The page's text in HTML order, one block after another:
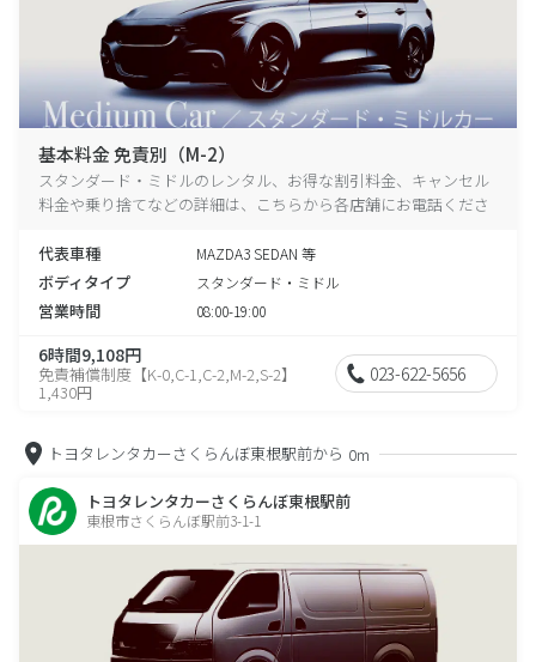
基本料金 免責別（M-2）
スタンダード・ミドルのレンタル、お得な割引料金、キャンセル
料金や乗り捨てなどの詳細は、こちらから各店舗にお電話くださ
代表車種
MAZDA3 SEDAN 等
ボディタイプ スタンダード・ミドル
営業時間 08:00-19:00
6時間9,108円
免責補償制度【K-0,C-1,C-2,M-2,S-2】
1,430円
023-622-5656
トヨタレンタカーさくらんぼ東根駅前から 0m
トヨタレンタカーさくらんぼ東根駅前
東根市さくらんぼ駅前3-1-1